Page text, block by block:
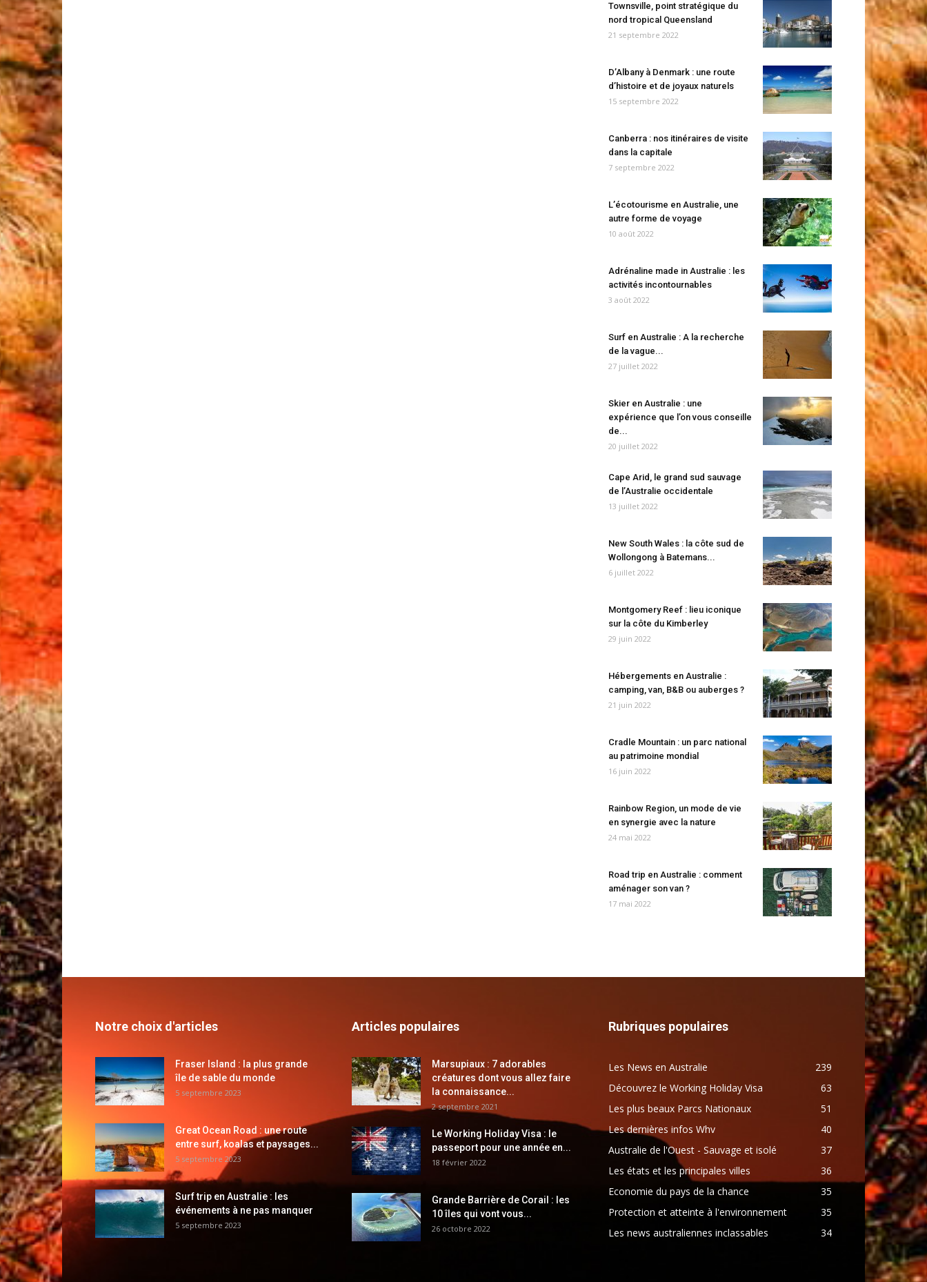
Townsville, point stratégique du
nord tropical Queensland
21 septembre 2022
D’Albany à Denmark : une route
d’histoire et de joyaux naturels
15 septembre 2022
Canberra : nos itinéraires de visite
dans la capitale
7 septembre 2022
L’écotourisme en Australie, une
autre forme de voyage
10 août 2022
Adrénaline made in Australie : les
activités incontournables
3 août 2022
Surf en Australie : A la recherche
de la vague...
27 juillet 2022
Skier en Australie : une
expérience que l’on vous conseille
de...
20 juillet 2022
Cape Arid, le grand sud sauvage
de l’Australie occidentale
13 juillet 2022
New South Wales : la côte sud de
Wollongong à Batemans...
6 juillet 2022
Montgomery Reef : lieu iconique
sur la côte du Kimberley
29 juin 2022
Hébergements en Australie :
camping, van, B&B ou auberges ?
21 juin 2022
Cradle Mountain : un parc national
au patrimoine mondial
16 juin 2022
Rainbow Region, un mode de vie
en synergie avec la nature
24 mai 2022
Road trip en Australie : comment
aménager son van ?
17 mai 2022
Notre choix d'articles
Fraser Island : la plus grande
île de sable du monde
5 septembre 2023
Great Ocean Road : une route
entre surf, koalas et paysages...
5 septembre 2023
Surf trip en Australie : les
événements à ne pas manquer
5 septembre 2023
Articles populaires
Marsupiaux : 7 adorables
créatures dont vous allez faire
la connaissance...
2 septembre 2021
Le Working Holiday Visa : le
passeport pour une année en...
18 février 2022
Grande Barrière de Corail : les
10 îles qui vont vous...
26 octobre 2022
Rubriques populaires
Les News en Australie
239
Découvrez le Working Holiday Visa
63
Les plus beaux Parcs Nationaux
51
Les dernières infos Whv
40
Australie de l'Ouest - Sauvage et isolé
37
Les états et les principales villes
36
Economie du pays de la chance
35
Protection et atteinte à l'environnement
35
Les news australiennes inclassables
34